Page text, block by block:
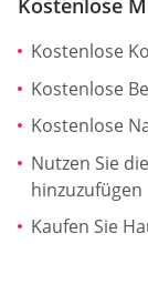
Kostenlose
Kostenlose
Kostenlose
Kostenlose
Nutzen Sie
hinzuzufügen
Kaufen Sie